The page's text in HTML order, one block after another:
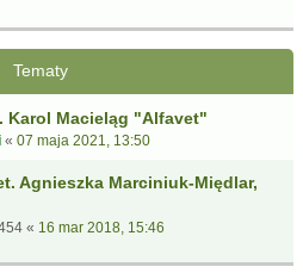
Tematy
Karol Macieląg "Alfavet"
« 07 maja 2021, 13:50
Agnieszka Marciniuk-Międlar,
« 16 mar 2018, 15:46